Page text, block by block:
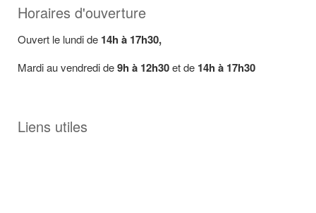
Horaires d'ouverture
Ouvert le lundi de 14h à 17h30,
Mardi au vendredi de9h à 12h30et de 14h à 17h30
Liens utiles